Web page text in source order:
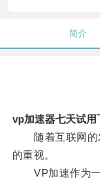
简介
vp加速器七天试用
随着互联网的
的重视。
VP加速作为一